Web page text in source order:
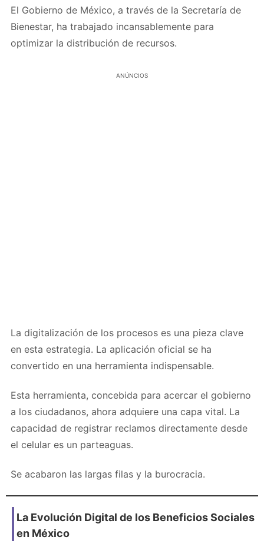
El Gobierno de México, a través de la Secretaría de
Bienestar, ha trabajado incansablemente para
optimizar la distribución de recursos.
ANÚNCIOS
La digitalización de los procesos es una pieza clave
en esta estrategia. La aplicación oficial se ha
convertido en una herramienta indispensable.
Esta herramienta, concebida para acercar el gobierno
a los ciudadanos, ahora adquiere una capa vital. La
capacidad de registrar reclamos directamente desde
el celular es un parteaguas.
Se acabaron las largas filas y la burocracia.
La Evolución Digital de los Beneficios Sociales
en México